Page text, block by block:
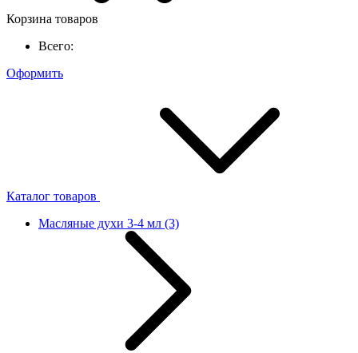
Корзина товаров
Всего:
Оформить
Каталог товаров
Масляные духи 3-4 мл (3)